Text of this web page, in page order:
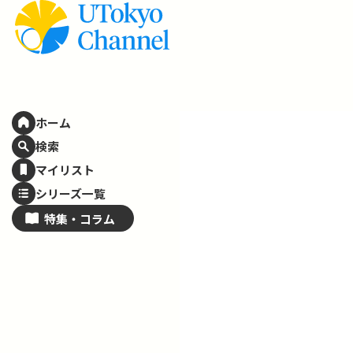
ホーム
検索
マイリスト
シリーズ一覧
特集・ コラム